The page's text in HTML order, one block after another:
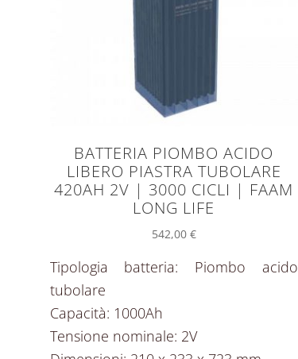
BATTERIA PIOMBO ACIDO
LIBERO PIASTRA TUBOLARE
420AH 2V | 3000 CICLI | FAAM
LONG LIFE
542,00 €
Tipologia batteria: Piombo acido
tubolare
Capacità: 1000Ah
Tensione nominale: 2V